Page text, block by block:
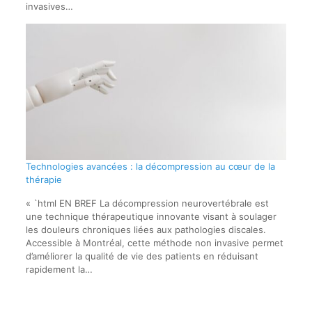
invasives…
Technologies avancées : la décompression au cœur de la
thérapie
« `html EN BREF La décompression neurovertébrale est
une technique thérapeutique innovante visant à soulager
les douleurs chroniques liées aux pathologies discales.
Accessible à Montréal, cette méthode non invasive permet
d’améliorer la qualité de vie des patients en réduisant
rapidement la…